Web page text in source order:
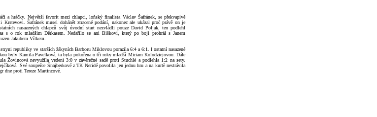
a hráčky. Největší favorit mezi chlapci, loňský finalista Václav Šafránek, se překvapivě
Šafránek musel dohánět ztracené podání, nakonec ale ukázal proč právě on je
nasazených chlapců svůj úvodní start nezvládli pouze David Poljak, ten podlehl
s o rok mladším Děrkasem. Nedařilo se ani Bíškovi, který po boji prohrál s Janem
Jakubem Vítkem.
republiky ve starších žákyních Barboru Miklovou porazila 6:4 a 6:1. I ostatní nasazené
byly Kamila Pavelková, ta byla pokořena o tři roky mladší Miriam Kolodziejovou. Dále
Žovincová nevyužila vedení 3:0 v závěrečné sadě proti Stuchlé a podlehla 1:2 na sety.
Své soupeřce Šnajberkové z TK Neridé povolila jen jednu hru a na kurtě nestrávila
dne proti Tereze Martincové.